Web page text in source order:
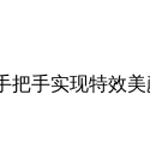
手实现特效